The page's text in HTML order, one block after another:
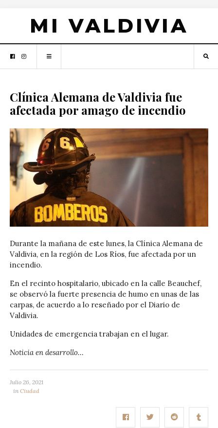
MI VALDIVIA
Clínica Alemana de Valdivia fue
afectada por amago de incendio
Durante la mañana de este lunes, la Clínica Alemana de
Valdivia, en la región de Los Ríos, fue afectada por un
incendio.
En el recinto hospitalario, ubicado en la calle Beauchef,
se observó la fuerte presencia de humo en unas de las
carpas, de acuerdo a lo reseñado por el Diario de
Valdivia.
Unidades de emergencia trabajan en el lugar.
Noticia en desarrollo…
Julio 26, 2021
in Ciudad